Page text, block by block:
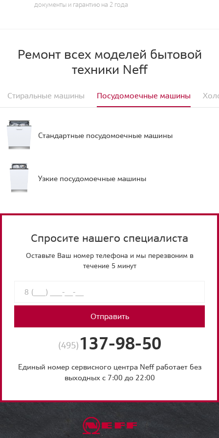
документы и гарантию на 2 года
Ремонт всех моделей бытовой
техники Neff
Стиральные машины Посудомоечные машины
Стандартные посудомоечные машины
Узкие посудомоечные машины
Спросите нашего специалиста
Оставьте Ваш номер телефона и мы перезвоним в
течение 5 минут
Отправить
(495) 137-98-50
Единый номер сервисного центра Neff работает без
выходных с 7:00 до 22:00